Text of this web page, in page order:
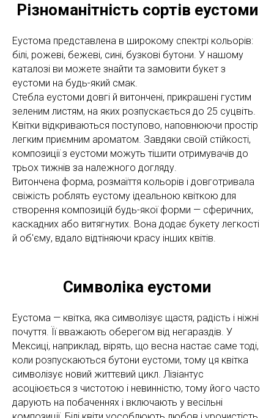
Різноманітність сортів еустоми
Еустома представлена в широкому спектрі кольорів:
білі, рожеві, бежеві, сині, бузкові бутони. У нашому
каталозі ви можете знайти та замовити букет з
еустоми на будь-який смак.
Стебла еустоми довгі й витончені, прикрашені густим
зеленим листям, на яких розпускається до 25 суцвіть.
Квітки відкриваються поступово, наповнюючи простір
легким приємним ароматом. Завдяки своїй стійкості,
композиції з еустоми можуть тішити отримувачів до
трьох тижнів за належного догляду.
Витончена форма, розмаїття кольорів і довготривала
свіжість роблять еустому ідеальною квіткою для
створення композицій будь-якої форми — сферичних,
каскадних або витягнутих. Вона додає букету легкості
й об'єму, вдало відтіняючи красу інших квітів.
Символіка еустоми
Еустома — квітка, яка символізує щастя, радість і ніжні
почуття. Її вважають оберегом від негараздів. У
Мексиці, наприклад, вірять, що весна настає саме тоді,
коли розпускаються бутони еустоми, тому ця квітка
символізує новий життєвий цикл. Лізіантус
асоціюється з чистотою і невинністю, тому його часто
дарують на побаченнях і включають у весільні